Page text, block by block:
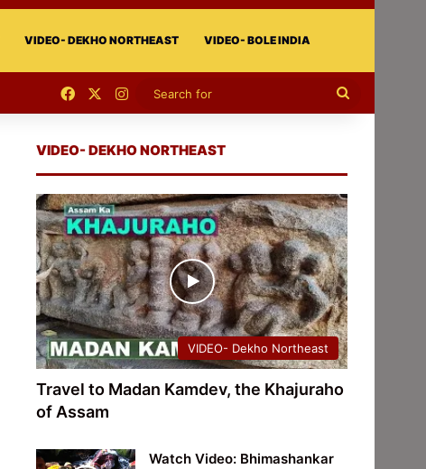
VIDEO- DEKHO NORTHEAST VIDEO- BOLE INDIA
FacebookInstagram
Search
VIDEO- DEKHO NORTHEAST
VIDEO- Dekho Northeast
Travel to Madan Kamdev, the Khajuraho
of Assam
Watch Video: Bhimashankar